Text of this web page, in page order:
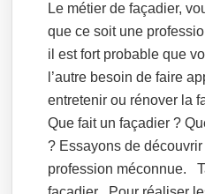
Le métier de façadier,
que ce soit une
il est fort probable que
l’autre besoin de faire
entretenir ou rénover la
Que fait un façadier ?
? Essayons de
profession méconnue.